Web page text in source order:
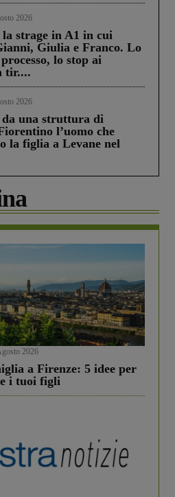
2026
strage in A1 in cui
Giulia e Franco. Lo
lo stop ai
tir....
2026
da una struttura di
l’uomo che
la figlia a Levane nel
2026
a Firenze: 5 idee per
i tuoi figli